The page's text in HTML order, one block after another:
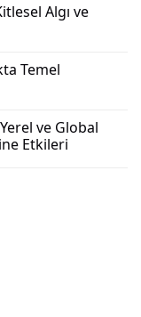
Algı ve
Temel
ve Global
Etkileri